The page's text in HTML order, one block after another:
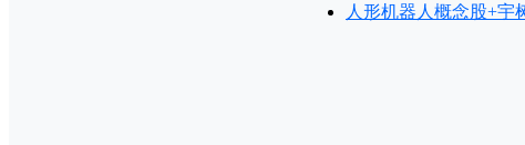
人形机器人概念股+宇